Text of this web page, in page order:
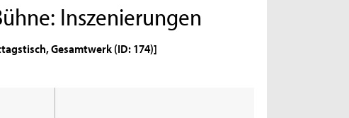
Inszenierungen
Gesamtwerk (ID: 174)]